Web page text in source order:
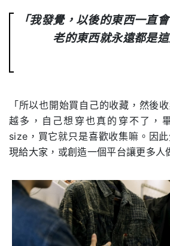
「我發覺，以後的東西一直
老的東西就永遠都是這
「所以也開始買自己的收藏，然後
越多，自己想穿也真的穿不了，
size，買它就只是喜歡收集嘛。因
現給大家，或創造一個平台讓更多人